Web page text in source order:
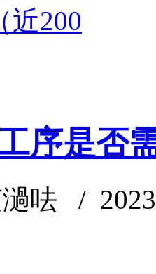
近200
序是否
呿 /